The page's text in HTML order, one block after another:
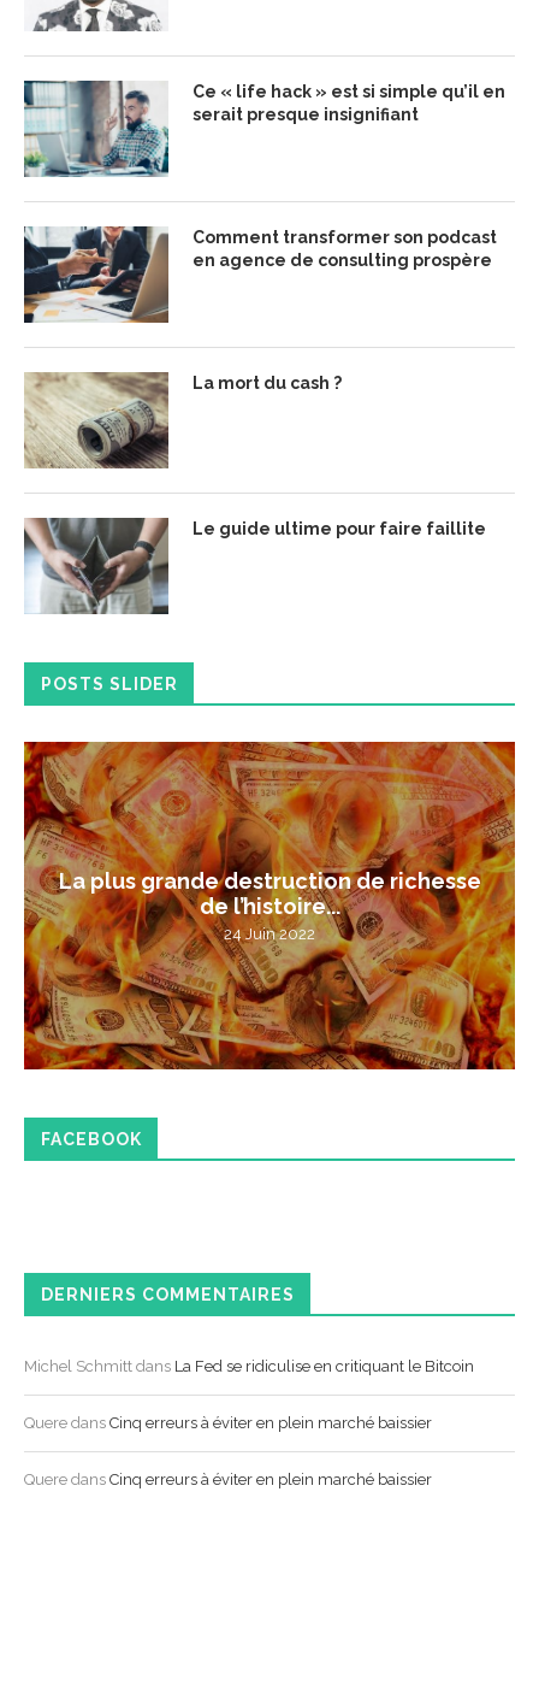
Ce « life hack » est si simple qu’il en
serait presque insignifiant
Comment transformer son podcast
en agence de consulting prospère
La mort du cash ?
Le guide ultime pour faire faillite
POSTS SLIDER
La plus grande destruction de richesse
de l’histoire...
24 Juin 2022
FACEBOOK
DERNIERS COMMENTAIRES
Michel Schmitt dans La Fed se ridiculise en critiquant le Bitcoin
Quere dans Cinq erreurs à éviter en plein marché baissier
Quere dans Cinq erreurs à éviter en plein marché baissier